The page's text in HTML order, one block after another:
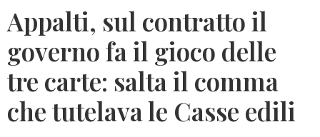
Appalti, sul contratto il
governo fa il gioco delle
tre carte: salta il comma
che tutelava le Casse edili